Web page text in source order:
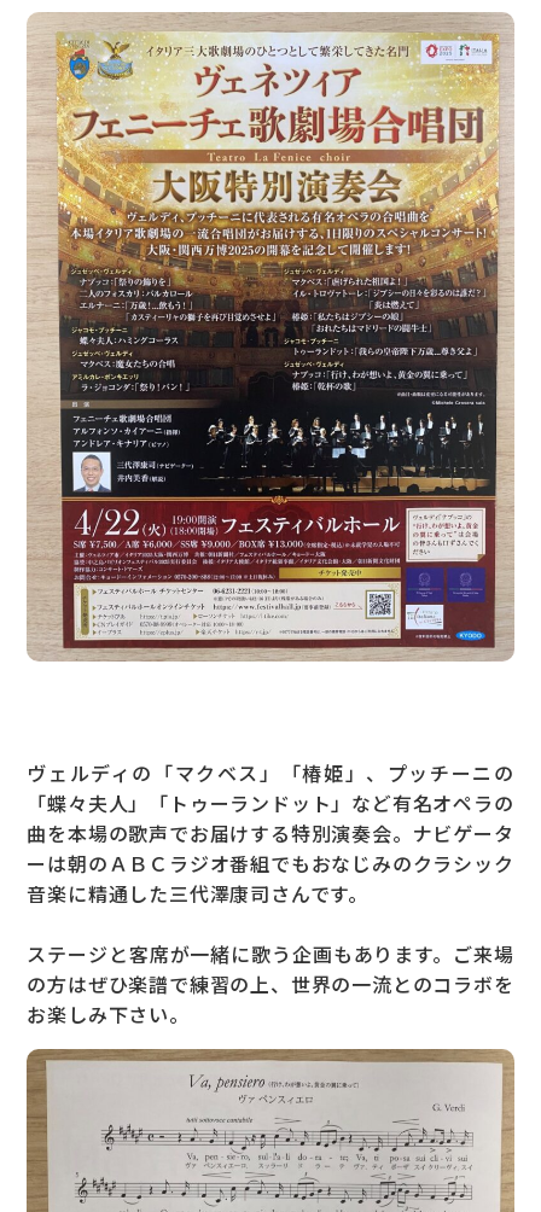
ヴェルディの「マクベス」「椿姫」、プッチーニの
「蝶々夫人」「トゥーランドット」など有名オペラの
曲を本場の歌声でお届けする特別演奏会。ナビゲータ
ーは朝のＡＢＣラジオ番組でもおなじみのクラシック
音楽に精通した三代澤康司さんです。
ステージと客席が一緒に歌う企画もあります。ご来場
の方はぜひ楽譜で練習の上、世界の一流とのコラボを
お楽しみ下さい。